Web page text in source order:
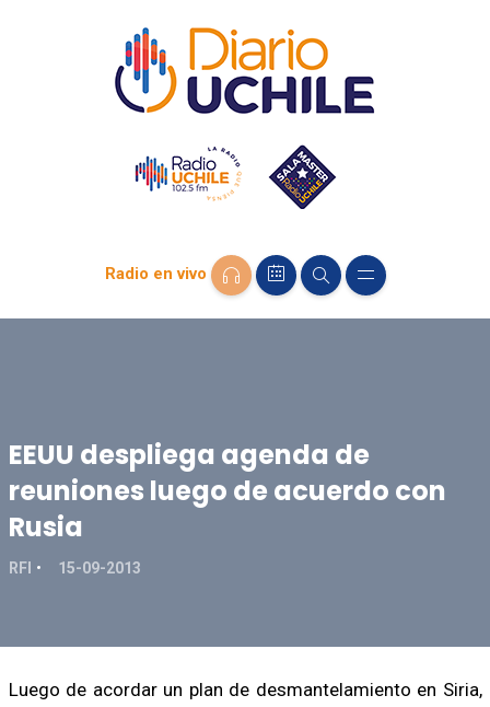
Radio en vivo
EEUU despliega agenda de
reuniones luego de acuerdo con
Rusia
RFI 15-09-2013
Luego de acordar un plan de desmantelamiento en Siria,